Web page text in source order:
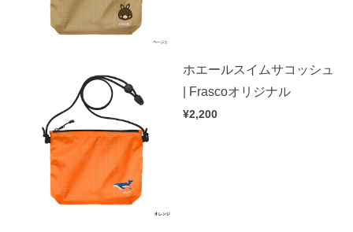
ホエールスイムサコッシュ
| Frascoオリジナル
¥2,200